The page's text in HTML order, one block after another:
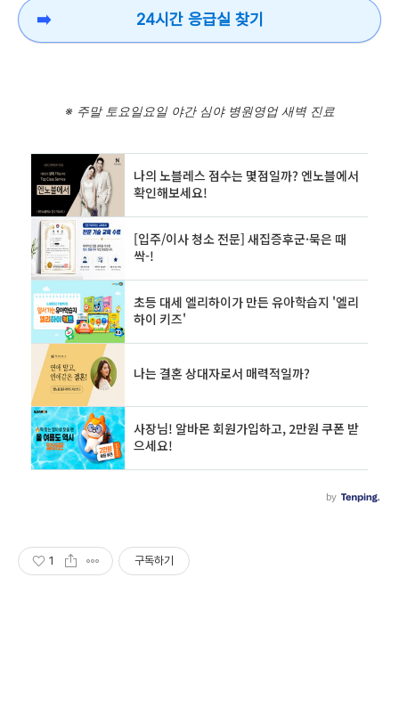
24시간 응급실 찾기
※ 주말 토요일요일 야간 심야 병원영업 새벽 진료
1 구독하기